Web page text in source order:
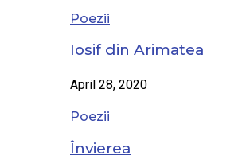
Poezii
Iosif din Arimatea
April 28, 2020
Poezii
Învierea